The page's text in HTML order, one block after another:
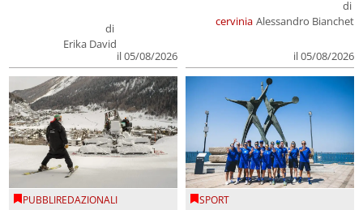
di
Erika David
il 05/08/2026
cervinia
di
Alessandro Bianchet
il 05/08/2026
PUBBLIREDAZIONALI SPORT